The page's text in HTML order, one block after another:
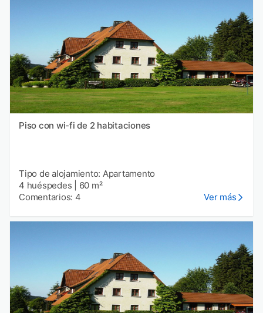
Piso con wi-fi de 2 habitaciones
Tipo de alojamiento: Apartamento
4 huéspedes
60 m²
Comentarios: 4
Ver más